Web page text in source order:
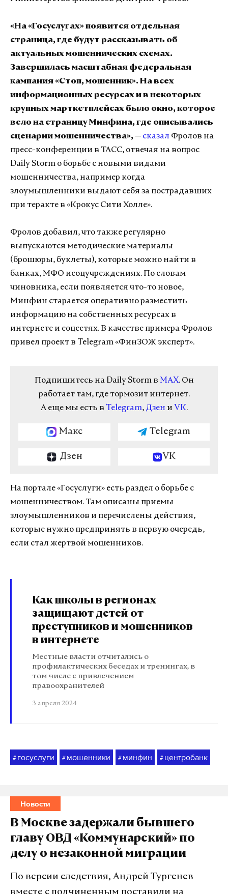
«На «Госуслугах» появится отдельная
страница, где будут рассказывать об
актуальных мошеннических схемах.
Завершилась масштабная федеральная
кампания «Стоп, мошенник». На всех
информационных ресурсах и в некоторых
крупных марткетплейсах было окно, которое
вело на страницу Минфина, где описывались
сценарии мошенничества», — сказал Фролов на
пресс-конференции в ТАСС, отвечая на вопрос
Daily Storm о борьбе с новыми видами
мошенничества, например когда
злоумышленники выдают себя за пострадавших
при теракте в «Крокус Сити Холле».
Фролов добавил, что также регулярно
выпускаются методические материалы
(брошюры, буклеты), которые можно найти в
банках, МФО исоцучреждениях. По словам
чиновника, если появляется что-то новое,
Минфин старается оперативно разместить
информацию на собственных ресурсах в
интернете и соцсетях. В качестве примера Фролов
привел проект в Telegram «ФинЗОЖ эксперт».
Подпишитесь на Daily Storm в MAX. Он
работает там, где тормозит интернет.
А еще мы есть в Telegram, Дзен и VK.
Макс Telegram
Дзен VK
На портале «Госуслуги» есть раздел о борьбе с
мошенничеством. Там описаны приемы
злоумышленников и перечислены действия,
которые нужно предпринять в первую очередь,
если стал жертвой мошенников.
Как школы в регионах
защищают детей от
преступников и мошенников
в интернете
Местные власти отчитались о
профилактических беседах и тренингах, в
том числе с привлечением
правоохранителей
3 апреля 2024
# госуслуги # мошенники # минфин # центробанк
Новости
В Москве задержали бывшего
главу ОВД «Коммунарский» по
делу о незаконной миграции
По версии следствия, Андрей Тургенев